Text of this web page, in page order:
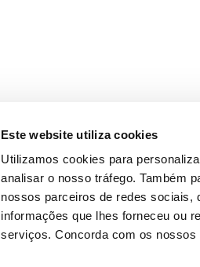
Este website utiliza cookies
Utilizamos cookies para
analisar o nosso tráfego. Também
nossos parceiros de redes sociais,
informações que lhes forneceu ou
serviços. Concorda com os